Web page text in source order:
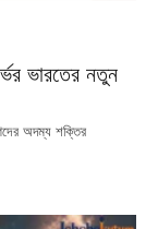
ভারতের নতুন
অদম্য শক্তির